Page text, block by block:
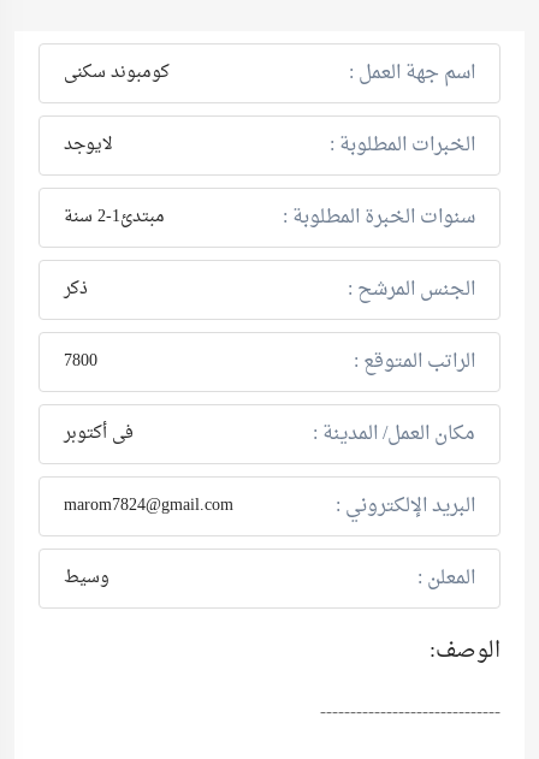
اسم جهة العمل : كومبوند سكنى
الخبرات المطلوبة : لايوجد
سنوات الخبرة المطلوبة : مبتدئ1-2 سنة
الجنس المرشح : ذكر
الراتب المتوقع : 7800
مكان العمل/ المدينة : فى أكتوبر
البريد الإلكتروني : marom7824@gmail.com
المعلن : وسيط
الوصف:
------------------------------